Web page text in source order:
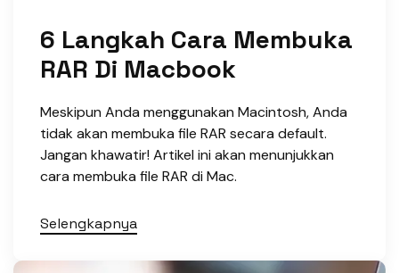
6 Langkah Cara Membuka
RAR Di Macbook
Meskipun Anda menggunakan Macintosh, Anda
tidak akan membuka file RAR secara default.
Jangan khawatir! Artikel ini akan menunjukkan
cara membuka file RAR di Mac.
Selengkapnya